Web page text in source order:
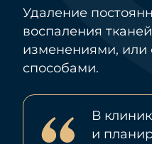
Удаление
воспаления
изменениями, или
способами.
В
и